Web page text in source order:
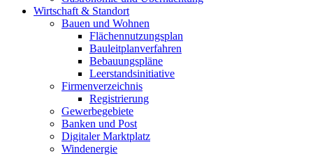
Wirtschaft & Standort
Bauen und Wohnen
Flächennutzungsplan
Bauleitplanverfahren
Bebauungspläne
Leerstandsinitiative
Firmenverzeichnis
Registrierung
Gewerbegebiete
Banken und Post
Digitaler Marktplatz
Windenergie